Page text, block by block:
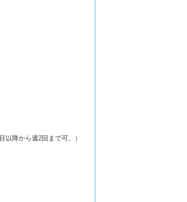
以降から週2回まで可。）